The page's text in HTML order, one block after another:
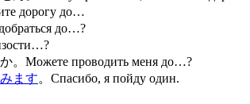
дорогу до…
до…?
Можете проводить меня до…?
ます。Спасибо, я пойду один.